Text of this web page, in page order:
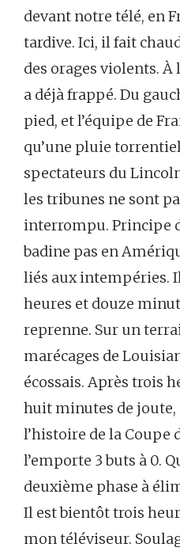
devant notre télé, en
tardive. Ici, il fait
des orages violents.
a déjà frappé. Du
pied, et l’équipe de
qu’une pluie
spectateurs du
les tribunes ne sont
interrompu. Principe
badine pas en
liés aux intempéries.
heures et douze
reprenne. Sur un
marécages de
écossais. Après trois
huit minutes de
l’histoire de la Coupe
l’emporte 3 buts à 0.
deuxième phase à
Il est bientôt trois
mon téléviseur.